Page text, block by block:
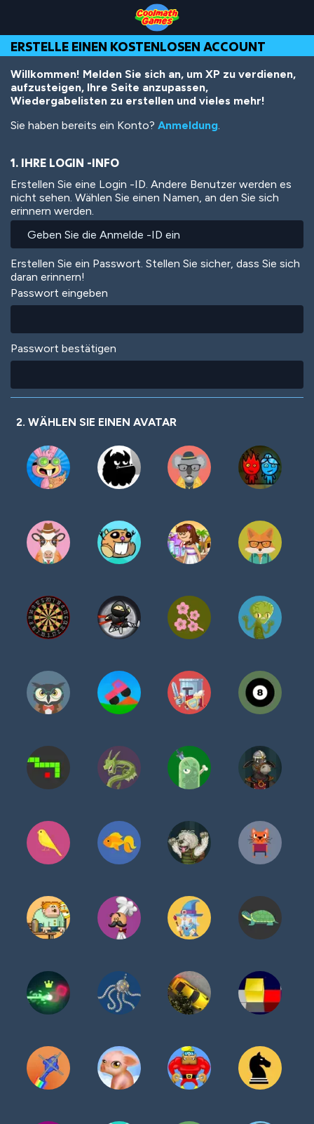
Top
of
Page
Navigation
Main
Content
Footer
Inhalt
ERSTELLE EINEN KOSTENLOSEN ACCOUNT
Willkommen! Melden Sie sich an, um XP zu verdienen,
aufzusteigen, Ihre Seite anzupassen,
Wiedergabelisten zu erstellen und vieles mehr!
Sie haben bereits ein Konto? Anmeldung.
1. IHRE LOGIN -INFO
Erstellen Sie eine Login -ID. Andere Benutzer werden es
nicht sehen. Wählen Sie einen Namen, an den Sie sich
erinnern werden.
Erstellen Sie ein Passwort. Stellen Sie sicher, dass Sie sich
daran erinnern!
Passwort eingeben
Passwort bestätigen
2. WÄHLEN SIE EINEN AVATAR